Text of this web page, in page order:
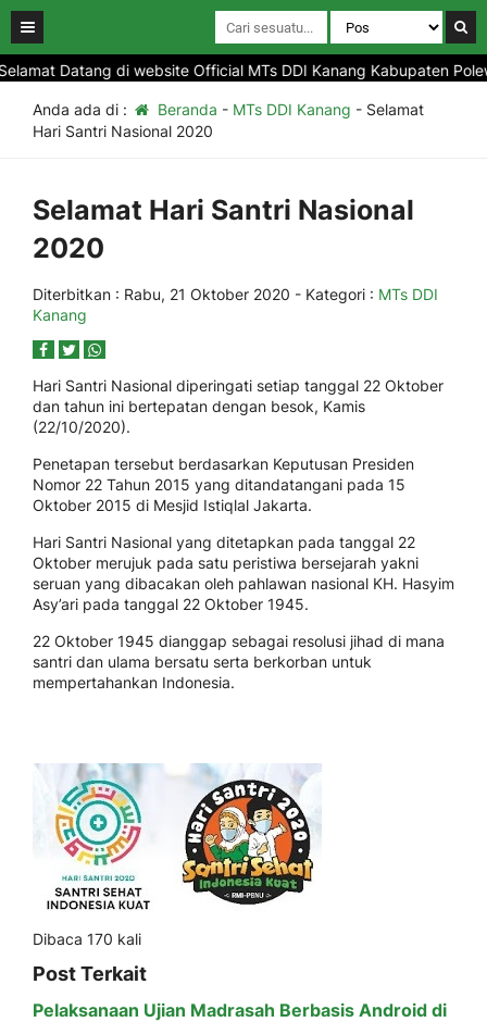
Datang di website Official MTs DDI Kanang Kabupaten
Anda ada di : Beranda - MTs DDI Kanang - Selamat
Hari Santri Nasional 2020
Selamat Hari Santri Nasional
2020
Diterbitkan : Rabu, 21 Oktober 2020 - Kategori : MTs DDI
Kanang
Hari Santri Nasional diperingati setiap tanggal 22 Oktober
dan tahun ini bertepatan dengan besok, Kamis
(22/10/2020).
Penetapan tersebut berdasarkan Keputusan Presiden
Nomor 22 Tahun 2015 yang ditandatangani pada 15
Oktober 2015 di Mesjid Istiqlal Jakarta.
Hari Santri Nasional yang ditetapkan pada tanggal 22
Oktober merujuk pada satu peristiwa bersejarah yakni
seruan yang dibacakan oleh pahlawan nasional KH. Hasyim
Asy’ari pada tanggal 22 Oktober 1945.
22 Oktober 1945 dianggap sebagai resolusi jihad di mana
santri dan ulama bersatu serta berkorban untuk
mempertahankan Indonesia.
Dibaca 170 kali
Post Terkait
Pelaksanaan Ujian Madrasah Berbasis Android di